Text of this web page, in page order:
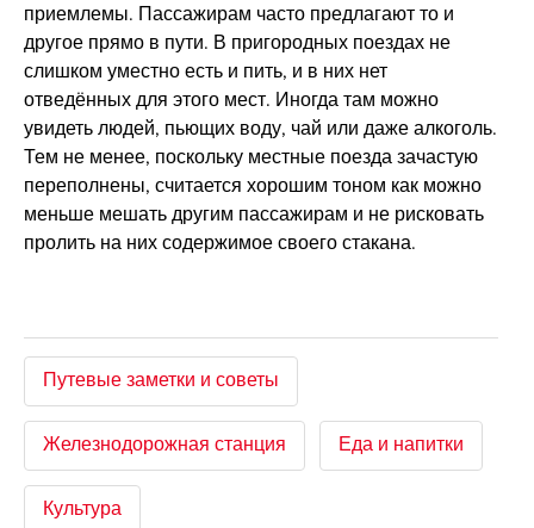
приемлемы. Пассажирам часто предлагают то и
другое прямо в пути. В пригородных поездах не
слишком уместно есть и пить, и в них нет
отведённых для этого мест. Иногда там можно
увидеть людей, пьющих воду, чай или даже алкоголь.
Тем не менее, поскольку местные поезда зачастую
переполнены, считается хорошим тоном как можно
меньше мешать другим пассажирам и не рисковать
пролить на них содержимое своего стакана.
Путевые заметки и советы
Железнодорожная станция Еда и напитки
Культура